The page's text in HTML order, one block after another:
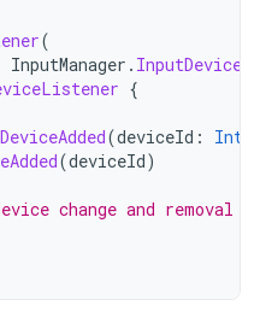
(
InputManager .
{
(deviceId : Int
(deviceId)
change and removal